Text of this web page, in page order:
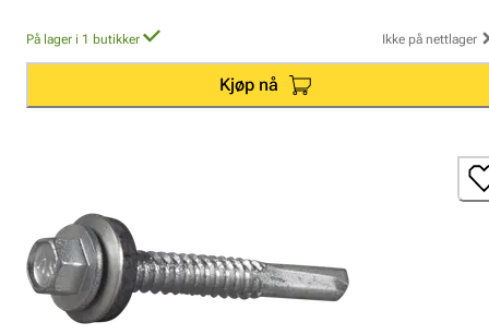
På lager i 1 butikker Ikke på nettlager
Kjøp nå